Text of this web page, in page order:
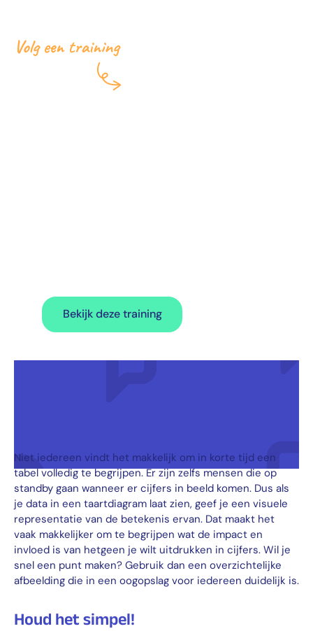
Bekijk deze training
Niet iedereen vindt het makkelijk om in korte tijd een
tabel volledig te begrijpen. Er zijn zelfs mensen die op
standby gaan wanneer er cijfers in beeld komen. Dus als
je data in een taartdiagram laat zien, geef je een visuele
representatie van de betekenis ervan. Dat maakt het
vaak makkelijker om te begrijpen wat de impact en
invloed is van hetgeen je wilt uitdrukken in cijfers. Wil je
snel een punt maken? Gebruik dan een overzichtelijke
afbeelding die in een oogopslag voor iedereen duidelijk is.
Houd het simpel!